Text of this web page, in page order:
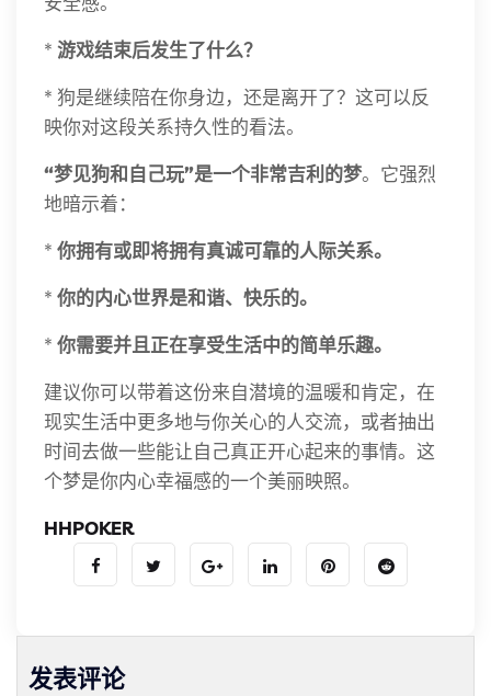
* 游戏结束后发生了什么？
* 狗是继续陪在你身边，还是离开了？这可以反
映你对这段关系持久性的看法。
“梦见狗和自己玩”是一个非常吉利的梦。它强烈
地暗示着：
* 你拥有或即将拥有真诚可靠的人际关系。
* 你的内心世界是和谐、快乐的。
* 你需要并且正在享受生活中的简单乐趣。
建议你可以带着这份来自潜境的温暖和肯定，在
现实生活中更多地与你关心的人交流，或者抽出
时间去做一些能让自己真正开心起来的事情。这
个梦是你内心幸福感的一个美丽映照。
HHPOKER
发表评论